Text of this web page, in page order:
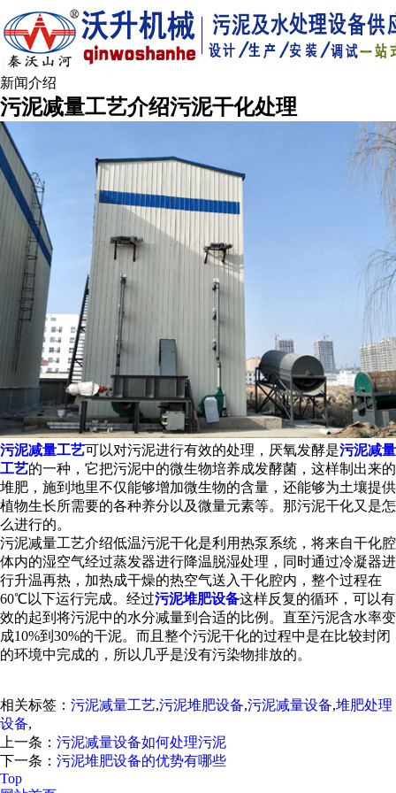
新闻介绍
污泥减量工艺介绍污泥干化处理
污泥减量工艺可以对污泥进行有效的处理，厌氧发酵是污泥减量
工艺的一种，它把污泥中的微生物培养成发酵菌，这样制出来的
堆肥，施到地里不仅能够增加微生物的含量，还能够为土壤提供
植物生长所需要的各种养分以及微量元素等。那污泥干化又是怎
么进行的。
污泥减量工艺介绍低温污泥干化是利用热泵系统，将来自干化腔
体内的湿空气经过蒸发器进行降温脱湿处理，同时通过冷凝器进
行升温再热，加热成干燥的热空气送入干化腔内，整个过程在
60℃以下运行完成。经过污泥堆肥设备这样反复的循环，可以有
效的起到将污泥中的水分减量到合适的比例。直至污泥含水率变
成10%到30%的干泥。而且整个污泥干化的过程中是在比较封闭
的环境中完成的，所以几乎是没有污染物排放的。
相关标签： 污泥减量工艺,污泥堆肥设备,污泥减量设备,堆肥处理
设备,
上一条： 污泥减量设备如何处理污泥
下一条： 污泥堆肥设备的优势有哪些
Top